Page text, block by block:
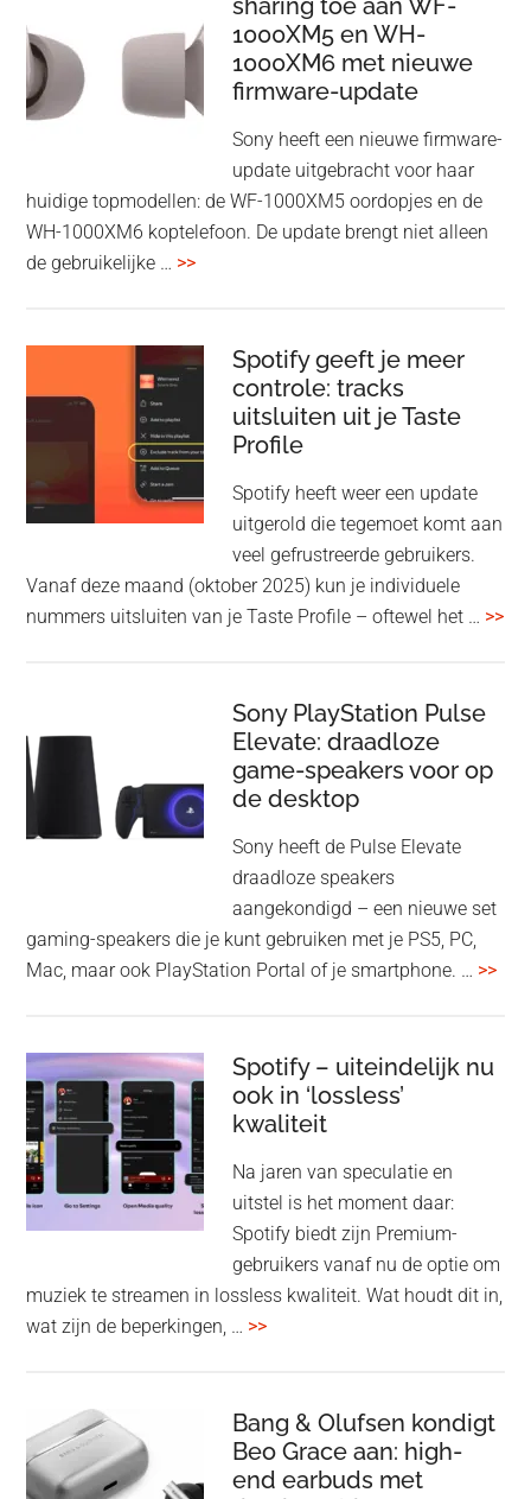
draadloos
presenteren
zonder
Wi-
sharing toe aan WF-
1000XM5 en WH-
1000XM6 met nieuwe
firmware-update
Sony heeft een nieuwe firmware-
update uitgebracht voor haar
huidige topmodellen: de WF-1000XM5 oordopjes en de
WH-1000XM6 koptelefoon. De update brengt niet alleen
de gebruikelijke … >>overSony
sharing
WF-
en
1000XM6
nieuwe
Spotify geeft je meer
controle: tracks
uitsluiten uit je Taste
Profile
Spotify heeft weer een update
uitgerold die tegemoet komt aan
veel gefrustreerde gebruikers.
Vanaf deze maand (oktober 2025) kun je individuele
nummers uitsluiten van je Taste Profile – oftewel het … >>
Sony PlayStation Pulse
Elevate: draadloze
game-speakers voor op
de desktop
Sony heeft de Pulse Elevate
draadloze speakers
aangekondigd – een nieuwe set
gaming-speakers die je kunt gebruiken met je PS5, PC,
Mac, maar ook PlayStation Portal of je smartphone. … >>
Spotify – uiteindelijk nu
ook in ‘lossless’
kwaliteit
Na jaren van speculatie en
uitstel is het moment daar:
Spotify biedt zijn Premium-
gebruikers vanaf nu de optie om
muziek te streamen in lossless kwaliteit. Wat houdt dit in,
wat zijn de beperkingen, … >>overSpotify
nu
ook
in
Bang & Olufsen kondigt
Beo Grace aan: high-
end earbuds met